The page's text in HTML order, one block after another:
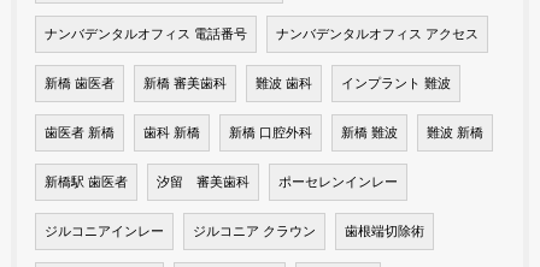
ナンバデンタルオフィス 電話番号 ナンバデンタルオフィス アクセス
新橋 歯医者 新橋 審美歯科 難波 歯科 インプラント 難波
歯医者 新橋 歯科 新橋 新橋 口腔外科 新橋 難波 難波 新橋
新橋駅 歯医者 汐留 審美歯科 ポーセレンインレー
ジルコニアインレー ジルコニア クラウン 歯根端切除術